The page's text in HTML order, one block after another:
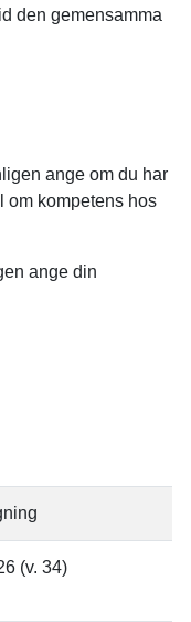
den gemensamma
ange om du har
om kompetens hos
ange din
(v. 34)